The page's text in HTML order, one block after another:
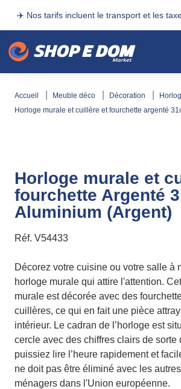
✈️ Nos tarifs incluent le transport et les
accueil meuble déco décoration
horloge murale et cuillère et fourchette argenté
Horloge murale et
fourchette Argenté
Aluminium (Argent)
Réf. V54433
Décorez votre cuisine ou votre salle à
horloge murale qui attire l'attention.
murale est décorée avec des
cuillères, ce qui en fait une pièce
intérieur. Le cadran de l’horloge est
cercle avec des chiffres clairs de sorte
puissiez lire l’heure rapidement et
ne doit pas être éliminé avec les
ménagers dans l'Union européenne.